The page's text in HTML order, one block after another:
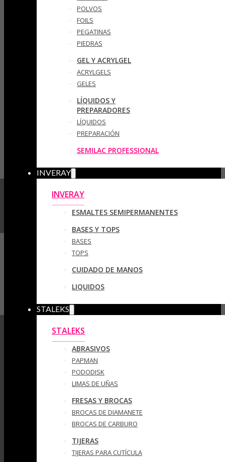
POLVOS
FOILS
PEGATINAS
PIEDRAS
GEL Y ACRYLGEL
ACRYLGELS
GELES
LÍQUIDOS Y
PREPARADORES
LÍQUIDOS
PREPARACIÓN
SEMILAC PROFESSIONAL
INVERAY
INVERAY
ESMALTES SEMIPERMANENTES
BASES Y TOPS
BASES
TOPS
CUIDADO DE MANOS
LIQUIDOS
STALEKS
STALEKS
ABRASIVOS
PAPMAN
PODODISK
LIMAS DE UÑAS
FRESAS Y BROCAS
BROCAS DE DIAMANETE
BROCAS DE CARBURO
TIJERAS
TIJERAS PARA CUTÍCULA